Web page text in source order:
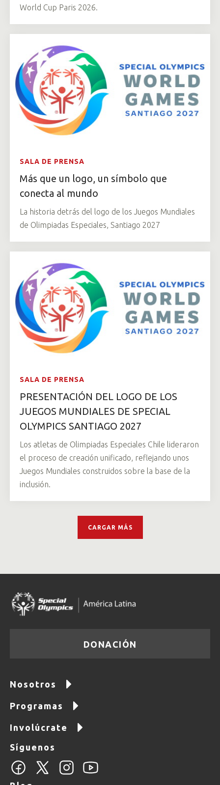
World Cup Paris 2026.
SALA DE PRENSA
Más que un logo, un símbolo que
conecta al mundo
La historia detrás del logo de los Juegos Mundiales
de Olimpiadas Especiales, Santiago 2027
SALA DE PRENSA
PRESENTACIÓN DEL LOGO DE LOS
JUEGOS MUNDIALES DE SPECIAL
OLYMPICS SANTIAGO 2027
Los atletas de Olimpiadas Especiales Chile lideraron
el proceso de creación unificado, reflejando unos
Juegos Mundiales construidos sobre la base de la
inclusión.
CARGAR MÁS
DONACIÓN
Nosotros
Programas
Involúcrate
Síguenos